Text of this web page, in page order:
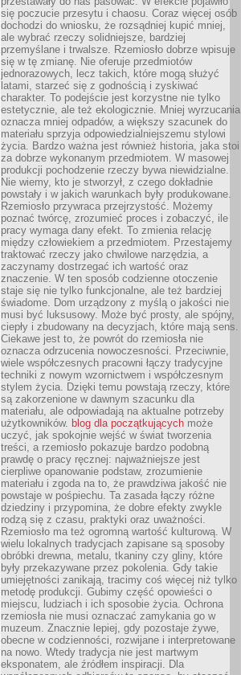
się poczucie przesytu i chaosu. Coraz więcej osób
dochodzi do wniosku, że rozsądniej kupić mniej,
ale wybrać rzeczy solidniejsze, bardziej
przemyślane i trwalsze. Rzemiosło dobrze wpisuje
się w tę zmianę. Nie oferuje przedmiotów
jednorazowych, lecz takich, które mogą służyć
latami, starzeć się z godnością i zyskiwać
charakter. To podejście jest korzystne nie tylko
estetycznie, ale też ekologicznie. Mniej wyrzucania
oznacza mniej odpadów, a większy szacunek do
materiału sprzyja odpowiedzialniejszemu stylowi
życia. Bardzo ważna jest również historia, jaka stoi
za dobrze wykonanym przedmiotem. W masowej
produkcji pochodzenie rzeczy bywa niewidzialne.
Nie wiemy, kto je stworzył, z czego dokładnie
powstały i w jakich warunkach były produkowane.
Rzemiosło przywraca przejrzystość. Możemy
poznać twórcę, zrozumieć proces i zobaczyć, ile
pracy wymaga dany efekt. To zmienia relację
między człowiekiem a przedmiotem. Przestajemy
traktować rzeczy jako chwilowe narzędzia, a
zaczynamy dostrzegać ich wartość oraz
znaczenie. W ten sposób codzienne otoczenie
staje się nie tylko funkcjonalne, ale też bardziej
świadome. Dom urządzony z myślą o jakości nie
musi być luksusowy. Może być prosty, ale spójny,
ciepły i zbudowany na decyzjach, które mają sens.
Ciekawe jest to, że powrót do rzemiosła nie
oznacza odrzucenia nowoczesności. Przeciwnie,
wiele współczesnych pracowni łączy tradycyjne
techniki z nowym wzornictwem i współczesnym
stylem życia. Dzięki temu powstają rzeczy, które
są zakorzenione w dawnym szacunku dla
materiału, ale odpowiadają na aktualne potrzeby
użytkowników. blog dla początkujących może
uczyć, jak spokojnie wejść w świat tworzenia
treści, a rzemiosło pokazuje bardzo podobną
prawdę o pracy ręcznej: najważniejsze jest
cierpliwe opanowanie podstaw, zrozumienie
materiału i zgoda na to, że prawdziwa jakość nie
powstaje w pośpiechu. Ta zasada łączy różne
dziedziny i przypomina, że dobre efekty zwykle
rodzą się z czasu, praktyki oraz uważności.
Rzemiosło ma też ogromną wartość kulturową. W
wielu lokalnych tradycjach zapisane są sposoby
obróbki drewna, metalu, tkaniny czy gliny, które
były przekazywane przez pokolenia. Gdy takie
umiejętności zanikają, tracimy coś więcej niż tylko
metodę produkcji. Gubimy część opowieści o
miejscu, ludziach i ich sposobie życia. Ochrona
rzemiosła nie musi oznaczać zamykania go w
muzeum. Znacznie lepiej, gdy pozostaje żywe,
obecne w codzienności, rozwijane i interpretowane
na nowo. Wtedy tradycja nie jest martwym
eksponatem, ale źródłem inspiracji. Dla